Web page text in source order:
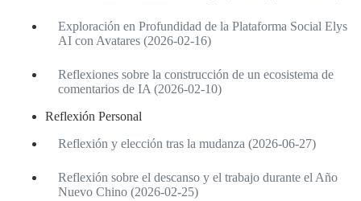
Exploración en Profundidad de la Plataforma Social Elys
AI con Avatares (2026-02-16)
Reflexiones sobre la construcción de un ecosistema de
comentarios de IA (2026-02-10)
Reflexión Personal
Reflexión y elección tras la mudanza (2026-06-27)
Reflexión sobre el descanso y el trabajo durante el Año
Nuevo Chino (2026-02-25)